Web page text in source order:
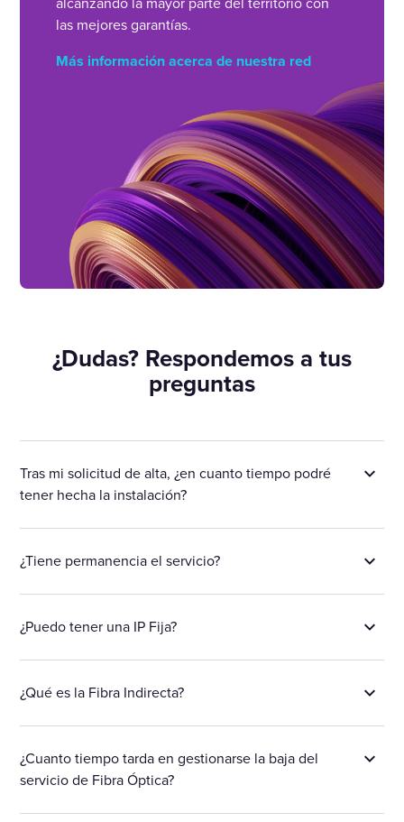
alcanzando la mayor parte del territorio con
las mejores garantías.
Más información acerca de nuestra red
¿Dudas? Respondemos a tus
preguntas
Tras mi solicitud de alta, ¿en cuanto tiempo podré
tener hecha la instalación?
¿Tiene permanencia el servicio?
¿Puedo tener una IP Fija?
¿Qué es la Fibra Indirecta?
¿Cuanto tiempo tarda en gestionarse la baja del
servicio de Fibra Óptica?